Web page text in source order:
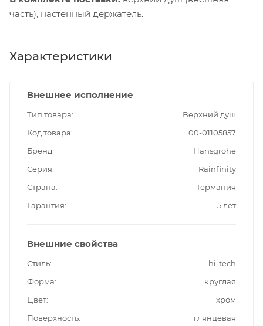
часть), настенный держатель.
Характеристики
Внешнее исполнение
Тип товара
Верхний душ
Код товара
00-01105857
Бренд
Hansgrohe
Серия
Rainfinity
Страна
Германия
Гарантия
5 лет
Внешние свойства
Стиль
hi-tech
Форма
круглая
Цвет
хром
Поверхность
глянцевая